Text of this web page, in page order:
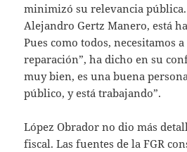
minimizó su relevancia pública.
Alejandro Gertz Manero, está
Pues como todos, necesitamos
reparación”, ha dicho en su
muy bien, es una buena
público, y está trabajando”.
López Obrador no dio más
fiscal. Las fuentes de la FGR